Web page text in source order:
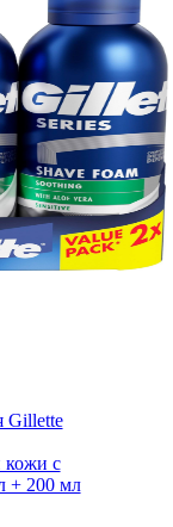
Gillette
кожи с
+ 200 мл